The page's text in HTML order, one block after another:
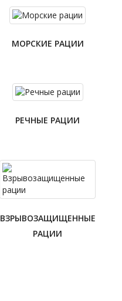
МОРСКИЕ РАЦИИ
РЕЧНЫЕ РАЦИИ
ВЗРЫВОЗАЩИЩЕННЫЕ
РАЦИИ